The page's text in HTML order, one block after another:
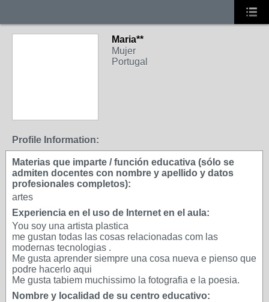
Maria**
Mujer
Portugal
Profile Information:
Materias que imparte / función educativa (sólo se
admiten docentes con nombre y apellido y datos
profesionales completos):
artes
Experiencia en el uso de Internet en el aula:
You soy una artista plastica
me gustan todas las cosas relacionadas com las
modernas tecnologias .
Me gusta aprender siempre una cosa nueva e pienso que
podre hacerlo aqui
Me gusta tabiem muchissimo la fotografia e la poesia.
Nombre y localidad de su centro educativo: